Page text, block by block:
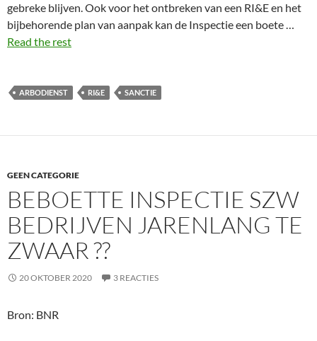
gebreke blijven. Ook voor het ontbreken van een RI&E en het
bijbehorende plan van aanpak kan de Inspectie een boete …
Read the rest
ARBODIENST RI&E SANCTIE
GEEN CATEGORIE
BEBOETTE INSPECTIE SZW
BEDRIJVEN JARENLANG TE
ZWAAR ??
20 OKTOBER 2020 3 REACTIES
Bron: BNR